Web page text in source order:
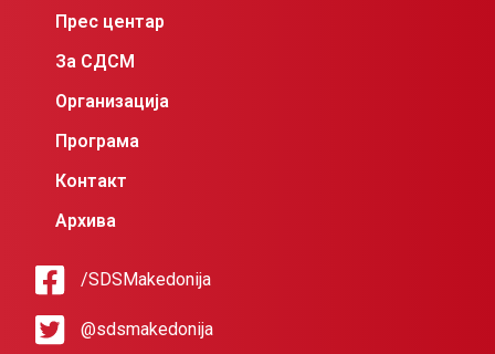
Прес центар
За СДСМ
Организација
Програма
Контакт
Архива
/SDSMakedonija
@sdsmakedonija